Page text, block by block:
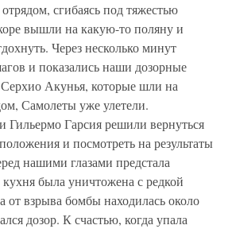
сгибаясь под тяжестью
вышли на какую-то поляну и
Через несколько минут
и показались наши дозорные
Акунья, которые шли на
Самолеты уже улетели.
Гильермо Гарсия решили вернуться
и посмотреть на результаты
нашими глазами предстала
кухня была уничтожена с редкой
от взрыва бомбы находилась около
дозор. К счастью, когда упала